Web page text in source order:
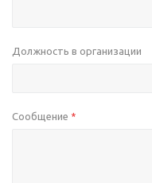
Должность в организации
Сообщение *